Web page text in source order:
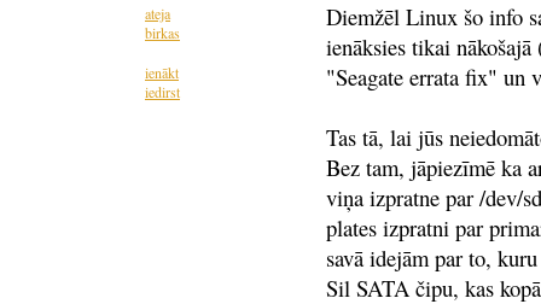
ateja
birkas
ienākt
iedirst
Diemžēl Linux šo info
ienāksies tikai
"Seagate errata fix" un
Tas tā, lai jūs
Bez tam, jāpiezīmē ka
viņa izpratne par /dev/
plates izpratni par
savā idejām par to,
Sil SATA čipu, kas